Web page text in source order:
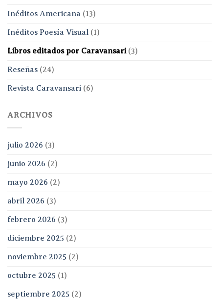
Inéditos Americana (13)
Inéditos Poesía Visual (1)
Libros editados por Caravansari(3)
Reseñas (24)
Revista Caravansari (6)
ARCHIVOS
julio 2026 (3)
junio 2026 (2)
mayo 2026 (2)
abril 2026 (3)
febrero 2026 (3)
diciembre 2025 (2)
noviembre 2025 (2)
octubre 2025 (1)
septiembre 2025 (2)